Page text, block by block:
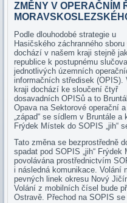
ZMĚNY V OPERAČNÍM
Podle dlouhodobé strategie u
Hasičského záchranného sboru
dochází v našem kraji stejně
republice k postupnému
jednotlivých územních
informačních středisek (OPIS).
kraji dochází ke sloučení čtyř
dosavadních OPISů a to
Opava na Sektorové operační
„západ“ se sídlem v Bruntále
Frýdek Místek do SOPIS „jih“
Tato změna se bezprostředně
spadat pod SOPIS „jih“
povolávána prostřednictvím
i následná komunikace. Volání
pevných linek okresu Nový
Volání z mobilních čísel bude
Ostravě. Přechod na SOPIS